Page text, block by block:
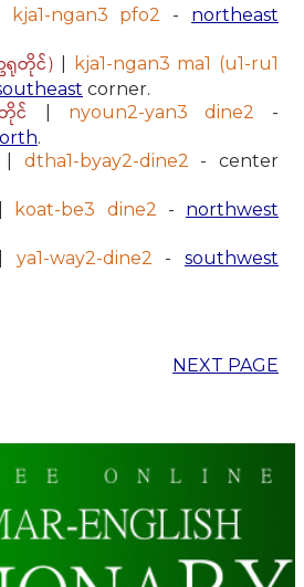
kja1-ngan3 pfo2 - northeast
ရုတိုင်)
kja1-ngan3 ma1 (u1-ru1
corner.
င် nyoun2-yan3 dine2
-
.
dtha1-byay2-dine2 - center
koat-be3 dine2 - northwest
ya1-way2-dine2 - southwest
NEXT PAGE